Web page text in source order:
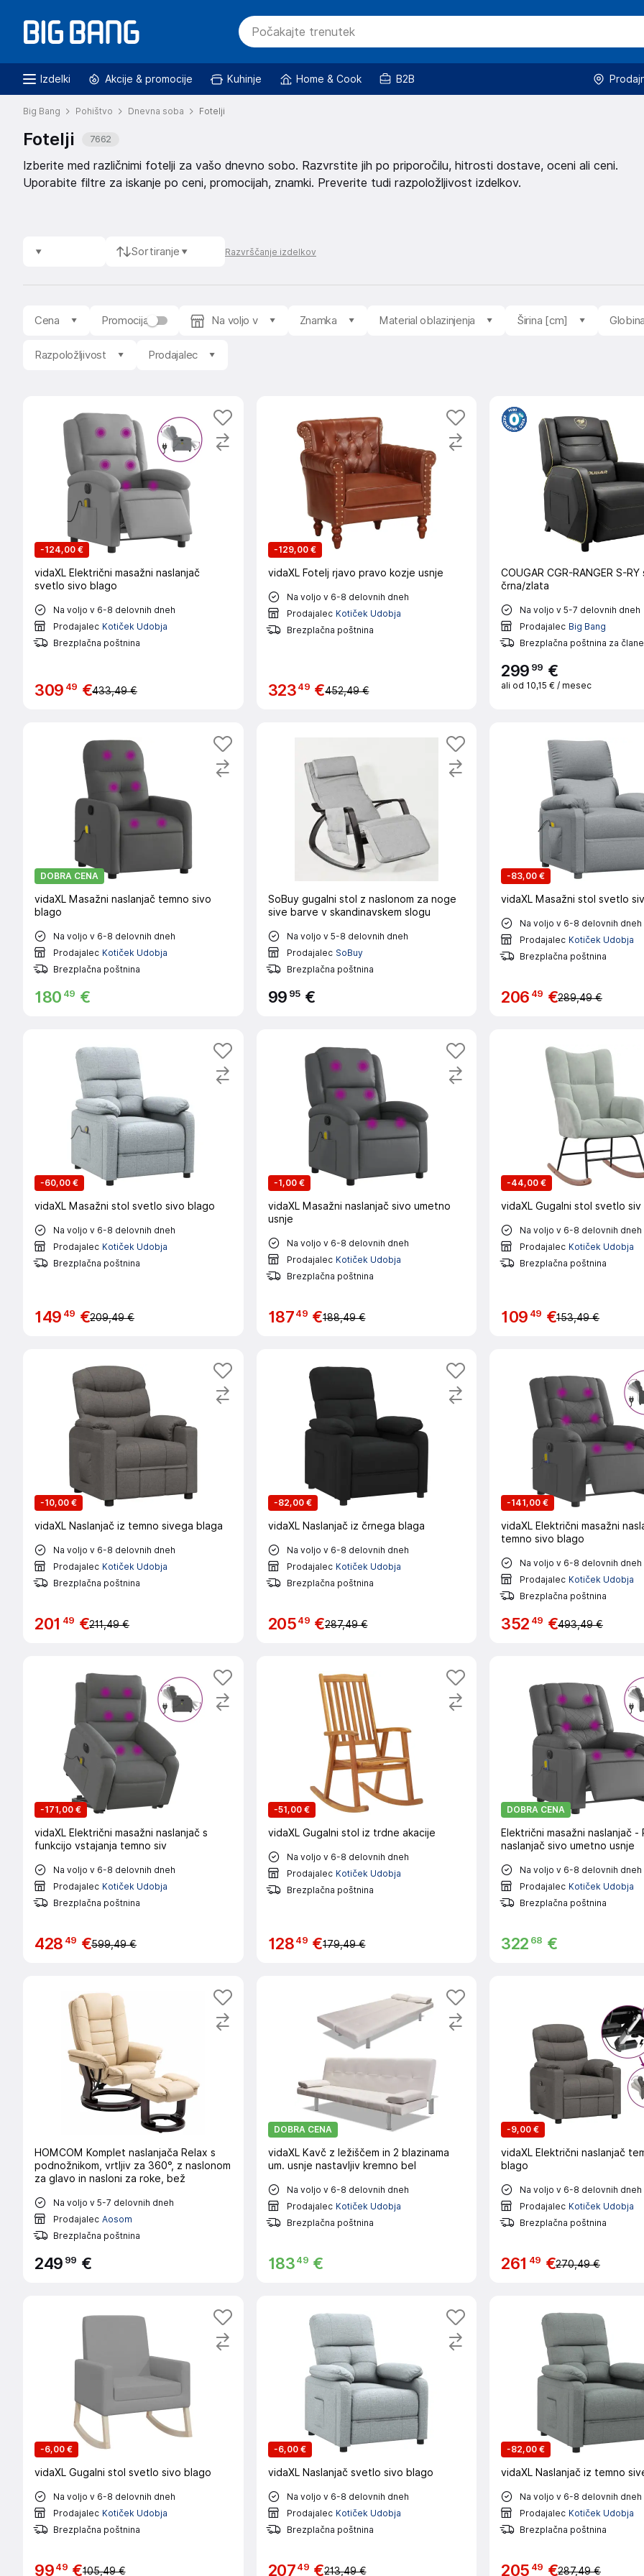
Izdelki Akcije & promocije Kuhinje Home & Cook B2B
Big Bang Pohištvo Dnevna soba Fotelji
Fotelji 7662
Izberite med različnimi fotelji za vašo dnevno sobo. Razvrstite jih po priporočilu, hitrosti dostave, oceni ali ceni.
Uporabite filtre za iskanje po ceni, promocijah, znamki. Preverite tudi razpoložljivost izdelkov.
Sortiranje Razvrščanje izdelkov
Cena Promocija Na voljo v Znamka Material oblazinjenja Širina [cm]
Razpoložljivost Prodajalec
-124,00 €
vidaXL Električni masažni naslanjač
svetlo sivo blago
Na voljo v 6-8 delovnih dneh
Prodajalec Kotiček Udobja
Brezplačna poštnina
309 49 €433,49 €
-129,00 €
vidaXL Fotelj rjavo pravo kozje usnje
Na voljo v 6-8 delovnih dneh
Prodajalec Kotiček Udobja
Brezplačna poštnina
32349 €452,49 €
COUGAR CGR-RANGER S-
črna/zlata
Na voljo v 5-7 delovnih dneh
Prodajalec Big Bang
Brezplačna poštnina za
299 99 €
ali od 10,15 € / mesec
DOBRA CENA
vidaXL Masažni naslanjač temno sivo
blago
Na voljo v 6-8 delovnih dneh
Prodajalec Kotiček Udobja
Brezplačna poštnina
180 49 €
SoBuy gugalni stol z naslonom za noge
sive barve v skandinavskem slogu
Na voljo v 5-8 delovnih dneh
Prodajalec SoBuy
Brezplačna poštnina
99 95 €
-83,00 €
vidaXL Masažni stol svetlo
Na voljo v 6-8 delovnih dneh
Prodajalec Kotiček Udobja
Brezplačna poštnina
206 49 €289,49 €
-60,00 €
vidaXL Masažni stol svetlo sivo blago
Na voljo v 6-8 delovnih dneh
Prodajalec Kotiček Udobja
Brezplačna poštnina
149 49 €209,49 €
-1,00 €
vidaXL Masažni naslanjač sivo umetno
usnje
Na voljo v 6-8 delovnih dneh
Prodajalec Kotiček Udobja
Brezplačna poštnina
18749 €188,49 €
-44,00 €
vidaXL Gugalni stol svetlo
Na voljo v 6-8 delovnih dneh
Prodajalec Kotiček Udobja
Brezplačna poštnina
109 49 €153,49 €
-10,00 €
vidaXL Naslanjač iz temno sivega blaga
Na voljo v 6-8 delovnih dneh
Prodajalec Kotiček Udobja
Brezplačna poštnina
201 49 €211,49 €
-82,00 €
vidaXL Naslanjač iz črnega blaga
Na voljo v 6-8 delovnih dneh
Prodajalec Kotiček Udobja
Brezplačna poštnina
20549 €287,49 €
-141,00 €
vidaXL Električni masažni
temno sivo blago
Na voljo v 6-8 delovnih dneh
Prodajalec Kotiček Udobja
Brezplačna poštnina
352 49 €493,49 €
-171,00 €
vidaXL Električni masažni naslanjač s
funkcijo vstajanja temno siv
Na voljo v 6-8 delovnih dneh
Prodajalec Kotiček Udobja
Brezplačna poštnina
428 49 €599,49 €
-51,00 €
vidaXL Gugalni stol iz trdne akacije
Na voljo v 6-8 delovnih dneh
Prodajalec Kotiček Udobja
Brezplačna poštnina
12849 €179,49 €
DOBRA CENA
Električni masažni naslanjač -
naslanjač sivo umetno usnje
Na voljo v 6-8 delovnih dneh
Prodajalec Kotiček Udobja
Brezplačna poštnina
322 68 €
HOMCOM Komplet naslanjača Relax s
podnožnikom, vrtljiv za 360°, z naslonom
za glavo in nasloni za roke, bež
Na voljo v 5-7 delovnih dneh
Prodajalec Aosom
Brezplačna poštnina
249 99 €
DOBRA CENA
vidaXL Kavč z ležiščem in 2 blazinama
um. usnje nastavljiv kremno bel
Na voljo v 6-8 delovnih dneh
Prodajalec Kotiček Udobja
Brezplačna poštnina
18349 €
-9,00 €
vidaXL Električni naslanjač
blago
Na voljo v 6-8 delovnih dneh
Prodajalec Kotiček Udobja
Brezplačna poštnina
261 49 €270,49 €
-6,00 €
vidaXL Gugalni stol svetlo sivo blago
Na voljo v 6-8 delovnih dneh
Prodajalec Kotiček Udobja
Brezplačna poštnina
9949 €105,49 €
-6,00 €
vidaXL Naslanjač svetlo sivo blago
Na voljo v 6-8 delovnih dneh
Prodajalec Kotiček Udobja
Brezplačna poštnina
20749 €213,49 €
-82,00 €
vidaXL Naslanjač iz temno
Na voljo v 6-8 delovnih dneh
Prodajalec Kotiček Udobja
Brezplačna poštnina
205 49 €287,49 €